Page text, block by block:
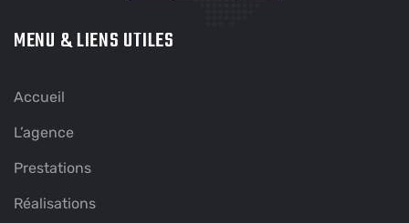
MENU & LIENS UTILES
Accueil
L’agence
Prestations
Réalisations